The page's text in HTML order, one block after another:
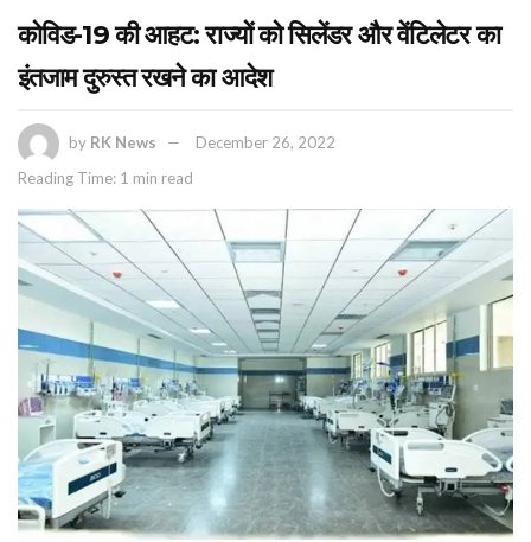
कोविड-19 की आहट: राज्यों को सिलेंडर और वेंटिलेटर का
इंतजाम दुरुस्त रखने का आदेश
by RK News
December 26, 2022
Reading Time: 1 min read